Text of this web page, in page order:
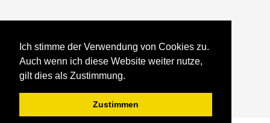
Ich stimme der Verwendung von Cookies zu.
Auch wenn ich diese Website weiter nutze,
gilt dies als Zustimmung.
Zustimmen